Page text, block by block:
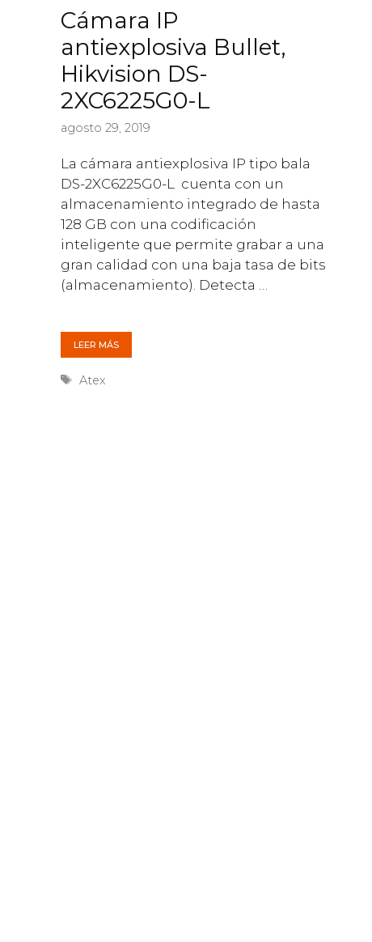
Cámara IP
antiexplosiva Bullet,
Hikvision DS-
2XC6225G0-L
agosto 29, 2019
La cámara antiexplosiva IP tipo bala
DS-2XC6225G0-L cuenta con un
almacenamiento integrado de hasta
128 GB con una codificación
inteligente que permite grabar a una
gran calidad con una baja tasa de bits
(almacenamiento). Detecta …
LEER MÁS
Etiquetas
Atex